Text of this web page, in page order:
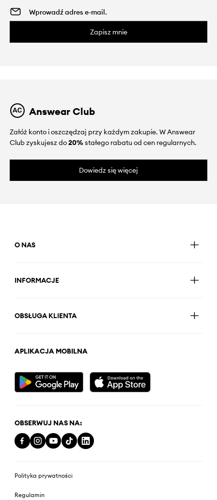
Zapisz mnie
Answear Club
Załóż konto i oszczędzaj przy każdym zakupie. W Answear
Club zyskujesz do20%stałego rabatu od cen regularnych.
Dowiedz się więcej
O NAS
INFORMACJE
OBSŁUGA KLIENTA
APLIKACJA MOBILNA
OBSERWUJ NAS NA:
Polityka prywatności
Regulamin